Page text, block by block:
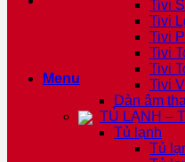
Menu
Tivi
Tivi
Tivi
Tivi
Tivi
Tivi
Dàn âm
TỦ LẠNH –
Tủ lạnh
Tủ